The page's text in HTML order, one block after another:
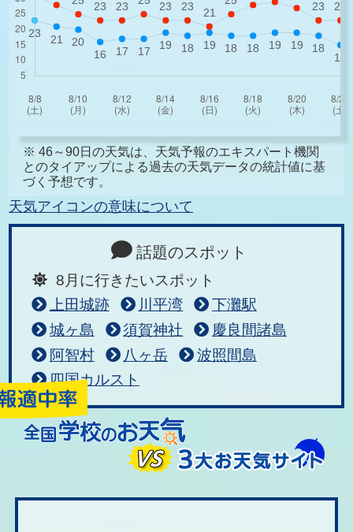
※ 46～90日の天気は、天気予報のエキスパート機関
とのタイアップによる過去の天気データの統計値に基
づく予想です。
天気アイコンの意味について
話題のスポット
8月に行きたいスポット
上田城跡
川平湾
下灘駅
城ヶ島
須賀神社
慶良間諸島
阿智村
八ヶ岳
波照間島
四国カルスト